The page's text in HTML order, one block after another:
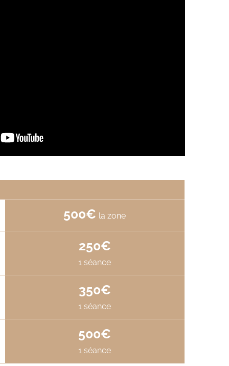
500€ la zone
250€
1 séance
350€
1 séance
500€
1 séance